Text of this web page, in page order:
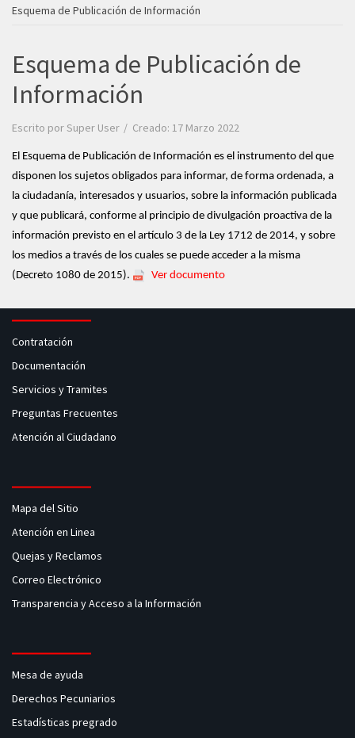
Esquema de Publicación de Información
Esquema de Publicación de
Información
Escrito porSuper User Creado: 17 Marzo 2022
El Esquema de Publicación de Información es el instrumento del que
disponen los sujetos obligados para informar, de forma ordenada, a
la ciudadanía, interesados y usuarios, sobre la información publicada
y que publicará, conforme al principio de divulgación proactiva de la
información previsto en el artículo 3 de la Ley 1712 de 2014, y sobre
los medios a través de los cuales se puede acceder a la misma
(Decreto 1080 de 2015).
Ver documento
Contratación
Documentación
Servicios y Tramites
Preguntas Frecuentes
Atención al Ciudadano
Mapa del Sitio
Atención en Linea
Quejas y Reclamos
Correo Electrónico
Transparencia y Acceso a la Información
Mesa de ayuda
Derechos Pecuniarios
Estadísticas pregrado